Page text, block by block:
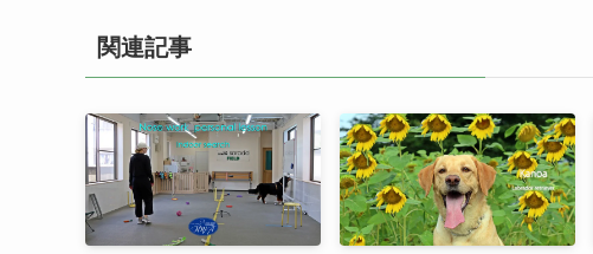
関連記事